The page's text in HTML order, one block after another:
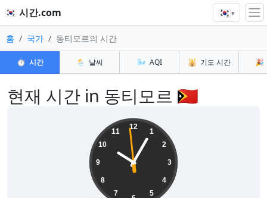
🇰🇷 시간.com 🇰🇷▾
홈 국가 동티모르의 시간
⏱️ 시간 🌦️ 날씨 🌬️ AQI 🕌 기도 시간 🎉
현재 시간 in 동티모르 🇹🇱
12
1
2
3
4
5
7
8
9
10
11